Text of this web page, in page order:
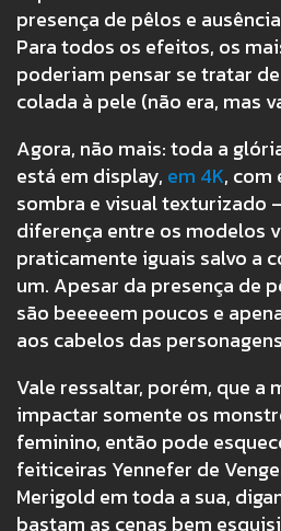
presença de pêlos e
Para todos os efeitos, os
poderiam pensar se tratar
colada à pele (não era, mas
Agora, não mais: toda a
está em display, em 4K, com
sombra e visual texturizado
diferença entre os modelos
praticamente iguais salvo a
um. Apesar da presença de
são beeeeem poucos e
aos cabelos das
Vale ressaltar, porém, que a
impactar somente os
feminino, então pode
feiticeiras Yennefer de
Merigold em toda a sua,
bastam as cenas bem